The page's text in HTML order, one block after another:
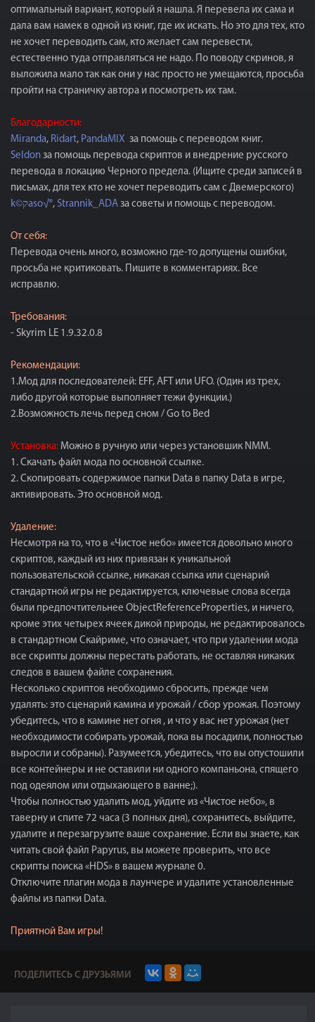
оптимальный вариант, который я нашла. Я перевела их сама и
дала вам намек в одной из книг, где их искать. Но это для тех, кто
не хочет переводить сам, кто желает сам перевести,
естественно туда отправляться не надо. По поводу скринов, я
выложила мало так как они у нас просто не умещаются, просьба
пройти на страничку автора и посмотреть их там.
Благодарности:
Miranda, Ridart, PandaMIX за помощь с переводом книг.
Seldon за помощь перевода скриптов и внедрение русского
перевода в локацию Черного предела. (Ищите среди записей в
письмах, для тех кто не хочет переводить сам с Двемерского)
k©קaso√®, Strannik_ADA за советы и помощь с переводом.
От себя:
Перевода очень много, возможно где-то допущены ошибки,
просьба не критиковать. Пишите в комментариях. Все
исправлю.
Требования:
- Skyrim LE 1.9.32.0.8
Рекомендации:
1.Мод для последователей: EFF, AFT или UFO. (Один из трех,
либо другой которые выполняет тежи функции.)
2.Возможность лечь перед сном / Go to Bed
Установка: Можно в ручную или через установшик NMM.
1. Скачать файл мода по основной ссылке.
2. Скопировать содержимое папки Data в папку Data в игре,
активировать. Это основной мод.
Удаление:
Несмотря на то, что в «Чистое небо» имеется довольно много
скриптов, каждый из них привязан к уникальной
пользовательской ссылке, никакая ссылка или сценарий
стандартной игры не редактируется, ключевые слова всегда
были предпочтительнее ObjectReferenceProperties, и ничего,
кроме этих четырех ячеек дикой природы, не редактировалось
в стандартном Скайриме, что означает, что при удалении мода
все скрипты должны перестать работать, не оставляя никаких
следов в вашем файле сохранения.
Несколько скриптов необходимо сбросить, прежде чем
удалять: это сценарий камина и урожай / сбор урожая. Поэтому
убедитесь, что в камине нет огня , и что у вас нет урожая (нет
необходимости собирать урожай, пока вы посадили, полностью
выросли и собраны). Разумеется, убедитесь, что вы опустошили
все контейнеры и не оставили ни одного компаньона, спящего
под одеялом или отдыхающего в ванне;).
Чтобы полностью удалить мод, уйдите из «Чистое небо», в
таверну и спите 72 часа (3 полных дня), сохранитесь, выйдите,
удалите и перезагрузите ваше сохранение. Если вы знаете, как
читать свой файл Papyrus, вы можете проверить, что все
скрипты поиска «HDS» в вашем журнале 0.
Отключите плагин мода в лаунчере и удалите установленные
файлы из папки Data.
Приятной Вам игры!
ПОДЕЛИТЕСЬ С ДРУЗЬЯМИ